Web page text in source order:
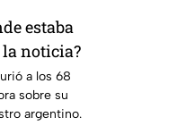
estaba
noticia?
a los 68
sobre su
argentino.